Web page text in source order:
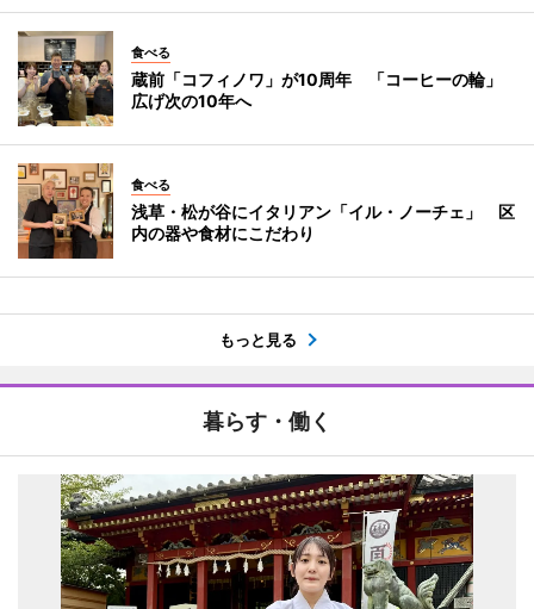
食べる
蔵前「コフィノワ」が10周年 「コーヒーの輪」
広げ次の10年へ
食べる
浅草・松が谷にイタリアン「イル・ノーチェ」 区
内の器や食材にこだわり
もっと見る
暮らす・働く